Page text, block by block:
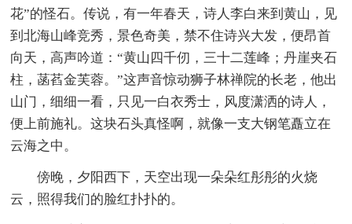
花”的怪石。传说，有一年春天，诗人李白来到黄山，见
到北海山峰竞秀，景色奇美，禁不住诗兴大发，便昂首
向天，高声吟道：“黄山四千仞，三十二莲峰；丹崖夹石
柱，菡萏金芙蓉。”这声音惊动狮子林禅院的长老，他出
山门，细细一看，只见一白衣秀士，风度潇洒的诗人，
便上前施礼。这块石头真怪啊，就像一支大钢笔矗立在
云海之中。
傍晚，夕阳西下，天空出现一朵朵红彤彤的火烧
云，照得我们的脸红扑扑的。